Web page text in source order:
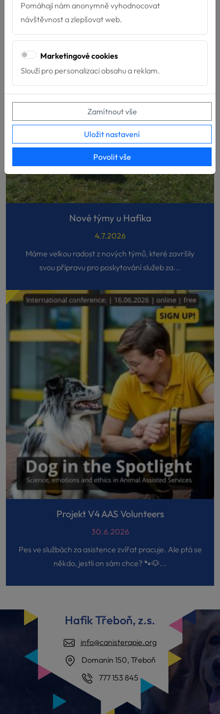
Díky podpoře Nadace ČEZ můžeme dál pomáhat tam,
kde je to nejvíce potřeba! Velmi si vá...
Nové týmy u Hafíka
4.7.2026
Máme velkou radost z nových týmů, které završily
svou přípravu pro poskytování služeb za...
Projekt V4 AAS Volunteers
30.6.2026
Pes ve službách za asistence zvířat pracuje. Ale ptá se
někdo, jestli on sám chce? 🐾🐶...
Hafík Třeboň, z.s.
info@canisterapie.org
Domanín 150, Třeboň
777 153 845
Pomáhají nám anonymně vyhodnocovat
návštěvnost a zlepšovat web.
Marketingové cookies
Slouží pro personalizaci obsahu a reklam.
Zamítnout vše
Uložit nastavení
Povolit vše